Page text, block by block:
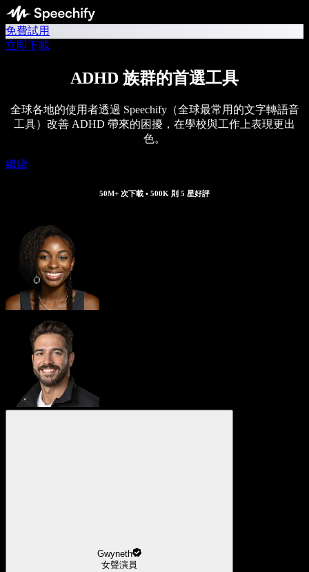
免費試用
立即下載
ADHD 族群的首選工具
全球各地的使用者透過 Speechify（全球最常用的文字轉語音
工具）改善 ADHD 帶來的困擾，在學校與工作上表現更出
色。
繼續
50M+ 次下載 • 500K 則 5 星好評
Gwyneth
女聲演員